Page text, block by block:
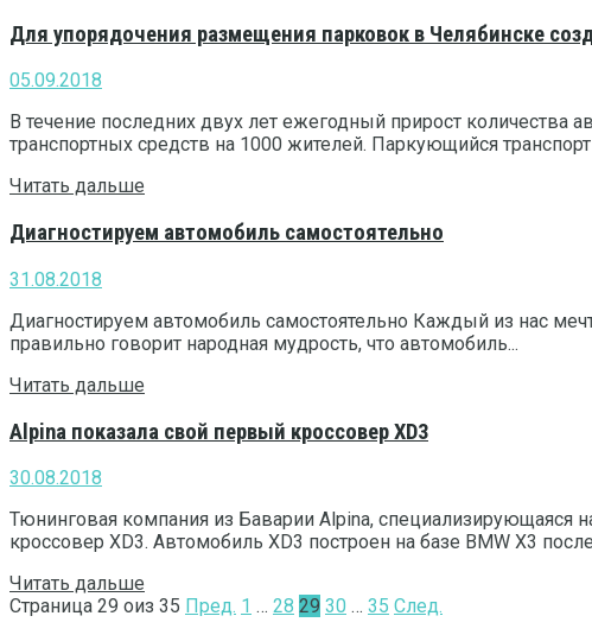
Для упорядочения размещения парковок в Челябинске
05.09.2018
В течение последних двух лет ежегодный прирост количества
транспортных средств на 1000 жителей. Паркующийся
Читать дальше
Диагностируем автомобиль самостоятельно
31.08.2018
Диагностируем автомобиль самостоятельно Каждый из нас
правильно говорит народная мудрость, что автомобиль...
Читать дальше
Alpina показала свой первый кроссовер XD3
30.08.2018
Тюнинговая компания из Баварии Alpina, специализирующаяся
кроссовер XD3. Автомобиль XD3 построен на базе BMW X3
Читать дальше
Страница 29 oиз 35 Пред. 1 … 28 29 30 … 35 След.